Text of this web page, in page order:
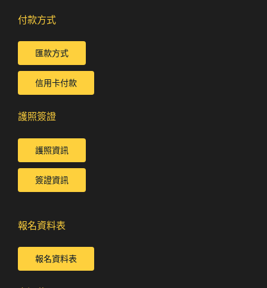
付款方式
匯款方式
信用卡付款
護照簽證
護照資訊
簽證資訊
報名資料表
報名資料表